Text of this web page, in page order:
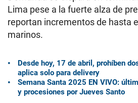
Lima pese a la fuerte alza de
reportan incrementos de hasta
marinos.
Desde hoy, 17 de abril, prohíben
aplica solo para delivery
Semana Santa 2025 EN VIVO:
y procesiones por Jueves Santo